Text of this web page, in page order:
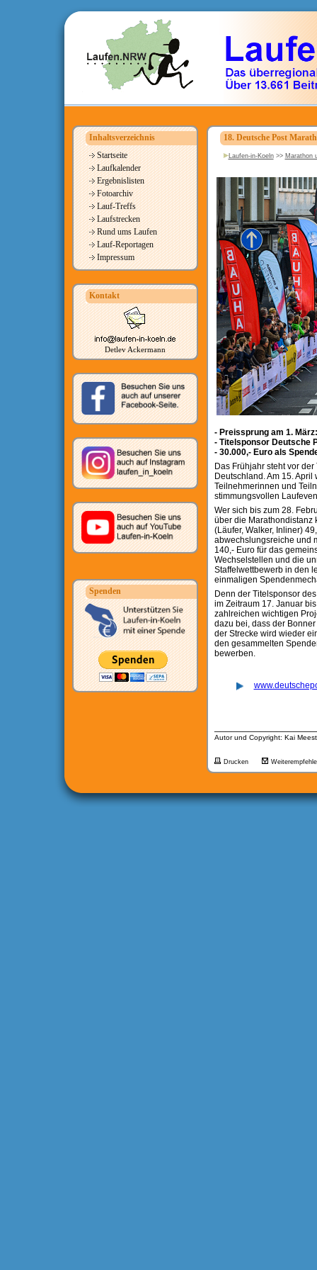
Inhaltsverzeichnis
Startseite
Laufkalender
Ergebnislisten
Fotoarchiv
Lauf-Treffs
Laufstrecken
Rund ums Laufen
Lauf-Reportagen
Impressum
Kontakt
Detlev Ackermann
Spenden
18. Deutsche Post
Laufen-in-Koeln>> Marathon
- Preissprung am 1.
- Titelsponsor Deutsche
- 30.000,- Euro als
Das Frühjahr steht vor
Deutschland. Am 15.
Teilnehmerinnen und
stimmungsvollen
Wer sich bis zum 28.
über die Marathondistanz
(Läufer, Walker, Inliner)
abwechslungsreiche und
140,- Euro für das
Wechselstellen und die
Staffelwettbewerb in den
einmaligen
Denn der Titelsponsor
im Zeitraum 17. Januar
zahlreichen wichtigen
dazu bei, dass der
der Strecke wird wieder
den gesammelten
bewerben.
Autor und Copyright: Kai
Drucken